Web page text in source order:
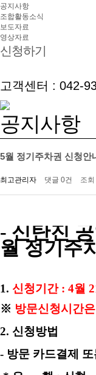
공지사항
조합활동소식
보도자료
영상자료
신청하기
고객센터 : 042-
공지사항
5월 정기주차권 신청안
최고관리자 댓글 0건 조
- 신탄진
월 정기주
1. 신청기간 : 4월
※ 방문신청시간
2. 신청방법
- 방문 카드결제